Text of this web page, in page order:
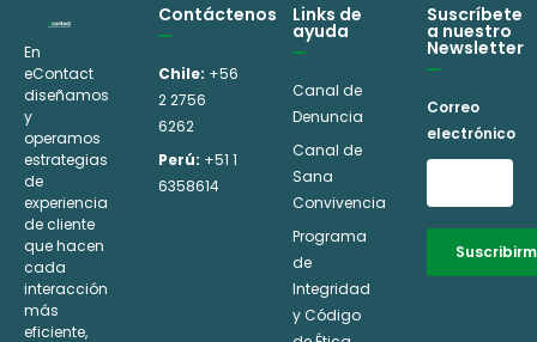
En
eContact
diseñamos
y
operamos
estrategias
de
experiencia
de cliente
que hacen
cada
interacción
más
eficiente,
Contáctenos
Chile: +56
2 2756
6262
Perú: +51 1
6358614
Links de
ayuda
Canal de
Denuncia
Canal de
Sana
Convivencia
Programa
de
Integridad
y Código
Suscríbete
a nuestro
Newsletter
Correo
electrónico